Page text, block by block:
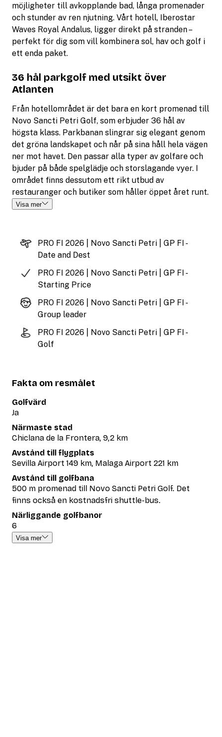
möjligheter till avkopplande bad, långa promenader
och stunder av ren njutning. Vårt hotell, Iberostar
Waves Royal Andalus, ligger direkt på stranden –
perfekt för dig som vill kombinera sol, hav och golf i
ett enda paket.
36 hål parkgolf med utsikt över
Atlanten
Från hotellområdet är det bara en kort promenad till
Novo Sancti Petri Golf, som erbjuder 36 hål av
högsta klass. Parkbanan slingrar sig elegant genom
det gröna landskapet och når på sina håll hela vägen
ner mot havet. Den passar alla typer av golfare och
bjuder på både spelglädje och storslagande vyer. I
området finns dessutom ett rikt utbud av
restauranger och butiker som håller öppet året runt.
Visa mer
PRO FI 2026 | Novo Sancti Petri | GP FI -
Date and Dest
PRO FI 2026 | Novo Sancti Petri | GP FI -
Starting Price
PRO FI 2026 | Novo Sancti Petri | GP FI -
Group leader
PRO FI 2026 | Novo Sancti Petri | GP FI -
Golf
Fakta om resmålet
Golfvärd
Ja
Närmaste stad
Chiclana de la Frontera, 9,2 km
Avstånd till flygplats
Sevilla Airport 149 km, Malaga Airport 221 km
Avstånd till golfbana
500 m promenad till Novo Sancti Petri Golf. Det
finns också en kostnadsfri shuttle-bus.
Närliggande golfbanor
6
Visa mer